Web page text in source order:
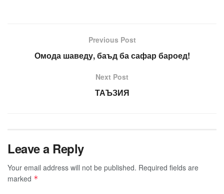
Previous Post
Омода шаведу, баъд ба сафар бароед!
Next Post
ТАЪЗИЯ
Leave a Reply
Your email address will not be published. Required fields are
marked *